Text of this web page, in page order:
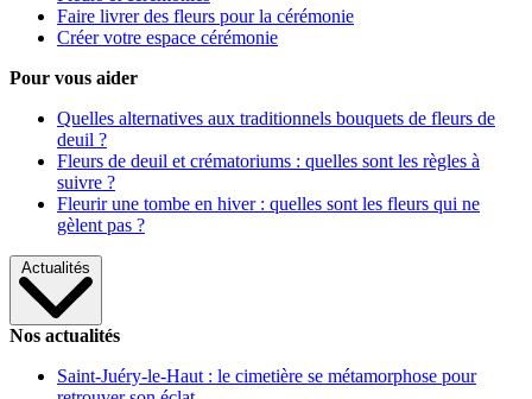
Faire livrer des fleurs pour la cérémonie
Créer votre espace cérémonie
Pour vous aider
Quelles alternatives aux traditionnels bouquets de fleurs de
deuil ?
Fleurs de deuil et crématoriums : quelles sont les règles à
suivre ?
Fleurir une tombe en hiver : quelles sont les fleurs qui ne
gèlent pas ?
Actualités
Nos actualités
Saint-Juéry-le-Haut : le cimetière se métamorphose pour